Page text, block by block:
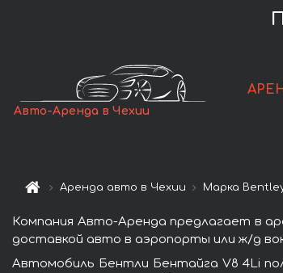
Авто-Аренда в Чехии
Аренда авто в Чехии Марка
Компания Авто-Аренда предлагает в
доставкой авто в аэропорты или ж/д
Автомобиль Бентли Бентайга V8 4Li